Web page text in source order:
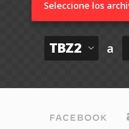
Seleccione los
TBZ2 a